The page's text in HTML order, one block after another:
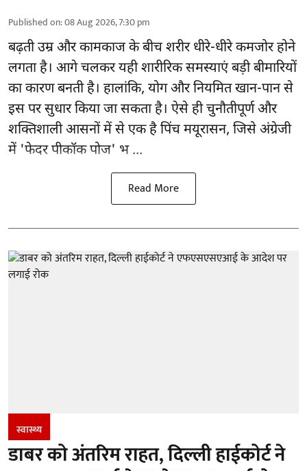
Published on:08 Aug 2026, 7:30 pm
बढ़ती उम्र और कामकाज के बीच शरीर धीरे-धीरे कमजोर होने
लगता है। आगे चलकर यही शारीरिक समस्याएं बड़ी बीमारियों
का कारण बनती है। हालांकि, योग और नियमित खान-पान से
इस पर सुधार किया जा सकता है। ऐसे ही चुनौतीपूर्ण और
शक्तिशालीआसनोंमें से एक है पिंच मयूरासन, जिसे अंग्रेजी
में 'फेदर पीकॉक पोज' भ ...
Read More
स्वास्थ्य
डाबर को अंतरिम राहत, दिल्ली हाईकोर्ट ने